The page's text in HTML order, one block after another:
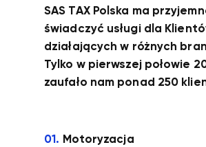
SAS TAX Polska ma
świadczyć usługi dla
działających w różnych
Tylko w pierwszej połowie
zaufało nam ponad 250
01. Motoryzacja